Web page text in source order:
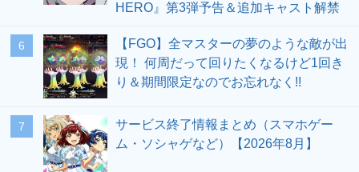
HERO』第3弾予告＆追加キャスト解禁
6
【FGO】全マスターの夢のような敵が出
現！ 何周だって回りたくなるけど1回き
り＆期間限定なのでお忘れなく!!
7
サービス終了情報まとめ（スマホゲー
ム・ソシャゲなど）【2026年8月】